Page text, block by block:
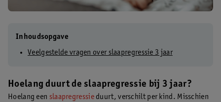
Inhoudsopgave
Veelgestelde vragen over slaapregressie 3 jaar
Hoelang duurt de slaapregressie bij 3 jaar?
Hoelang een slaapregressieduurt, verschilt per kind. Misschien